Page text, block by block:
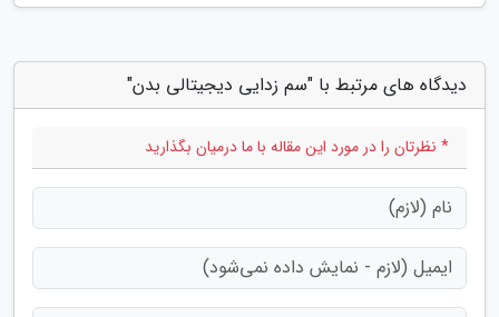
دیدگاه های مرتبط با "سم زدایی دیجیتالی بدن"
* نظرتان را در مورد این مقاله با ما درمیان بگذارید